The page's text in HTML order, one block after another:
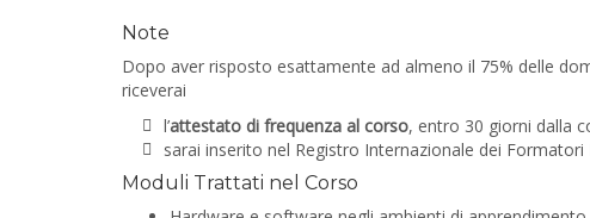
Note
Dopo aver risposto esattamente ad almeno il 75% delle
riceverai
l’attestato di frequenza al corso, entro 30 giorni dalla
sarai inserito nel Registro Internazionale dei Formatori
Moduli Trattati nel Corso